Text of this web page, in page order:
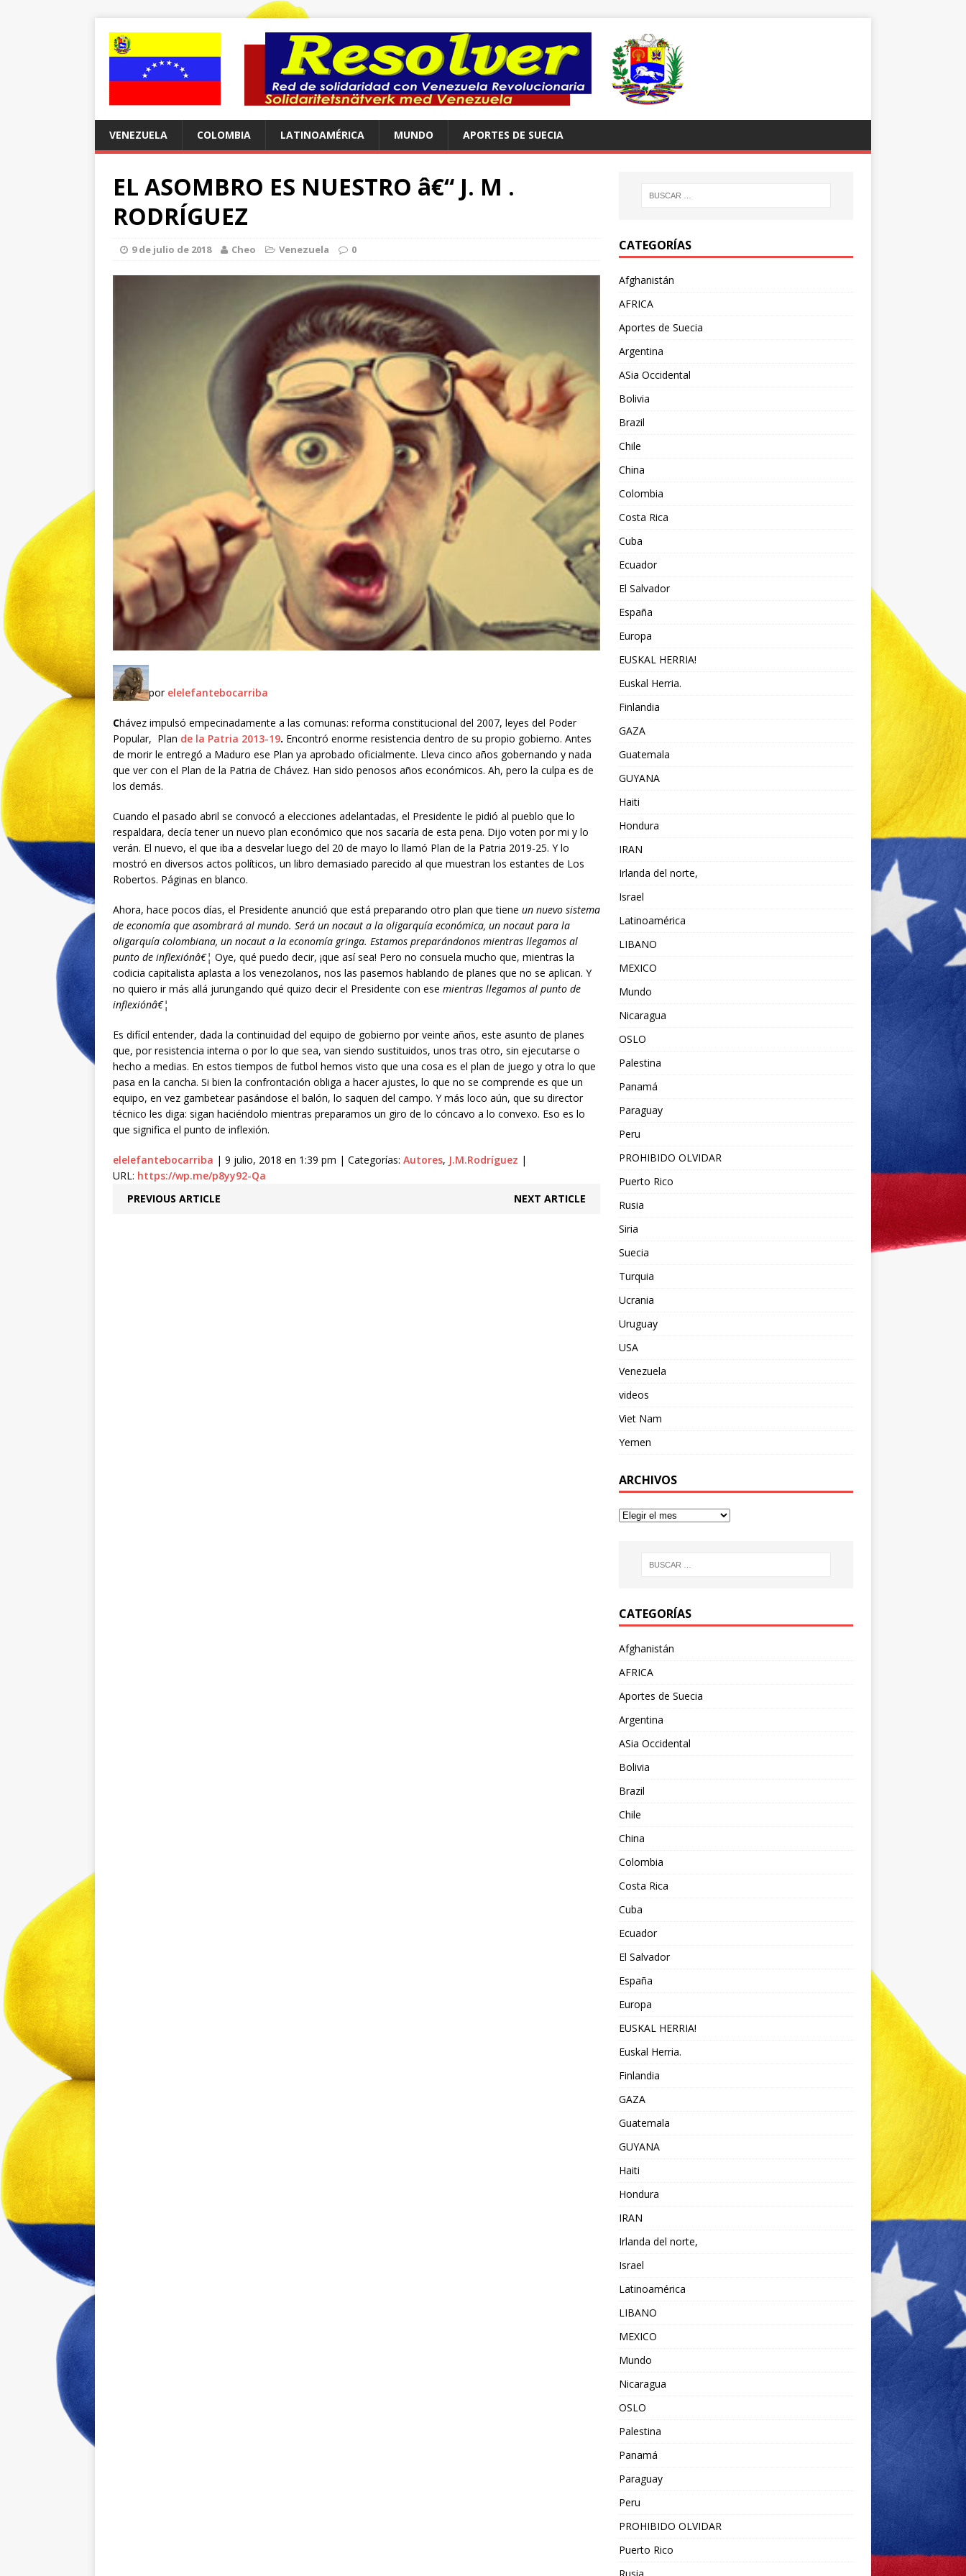
VENEZUELA COLOMBIA LATINOAMÉRICA MUNDO APORTES DE SUECIA
EL ASOMBRO ES NUESTRO â€“ J. M .
RODRÍGUEZ
9 de julio de 2018 Cheo Venezuela 0
por elelefantebocarriba
Chávez impulsó empecinadamente a las comunas: reforma constitucional del 2007, leyes del Poder
Popular, Plan de la Patria 2013-19. Encontró enorme resistencia dentro de su propio gobierno. Antes
de morir le entregó a Maduro ese Plan ya aprobado oficialmente. Lleva cinco años gobernando y nada
que ver con el Plan de la Patria de Chávez. Han sido penosos años económicos. Ah, pero la culpa es de
los demás.
Cuando el pasado abril se convocó a elecciones adelantadas, el Presidente le pidió al pueblo que lo
respaldara, decía tener un nuevo plan económico que nos sacaría de esta pena. Dijo voten por mi y lo
verán. El nuevo, el que iba a desvelar luego del 20 de mayo lo llamó Plan de la Patria 2019-25. Y lo
mostró en diversos actos políticos, un libro demasiado parecido al que muestran los estantes de Los
Robertos. Páginas en blanco.
Ahora, hace pocos días, el Presidente anunció que está preparando otro plan que tiene un nuevo sistema
de economía que asombrará al mundo. Será un nocaut a la oligarquía económica, un nocaut para la
oligarquía colombiana, un nocaut a la economía gringa. Estamos preparándonos mientras llegamos al
punto de inflexiónâ€¦ Oye, qué puedo decir, ¡que así sea! Pero no consuela mucho que, mientras la
codicia capitalista aplasta a los venezolanos, nos las pasemos hablando de planes que no se aplican. Y
no quiero ir más allá jurungando qué quizo decir el Presidente con ese mientras llegamos al punto de
inflexiónâ€¦
Es difícil entender, dada la continuidad del equipo de gobierno por veinte años, este asunto de planes
que, por resistencia interna o por lo que sea, van siendo sustituidos, unos tras otro, sin ejecutarse o
hecho a medias. En estos tiempos de futbol hemos visto que una cosa es el plan de juego y otra lo que
pasa en la cancha. Si bien la confrontación obliga a hacer ajustes, lo que no se comprende es que un
equipo, en vez gambetear pasándose el balón, lo saquen del campo. Y más loco aún, que su director
técnico les diga: sigan haciéndolo mientras preparamos un giro de lo cóncavo a lo convexo. Eso es lo
que significa el punto de inflexión.
elelefantebocarriba | 9 julio, 2018 en 1:39 pm | Categorías: Autores, J.M.Rodríguez |
URL: https://wp.me/p8yy92-Qa
PREVIOUS ARTICLE
NEXT ARTICLE
CATEGORÍAS
Afghanistán
AFRICA
Aportes de Suecia
Argentina
ASia Occidental
Bolivia
Brazil
Chile
China
Colombia
Costa Rica
Cuba
Ecuador
El Salvador
España
Europa
EUSKAL HERRIA!
Euskal Herria.
Finlandia
GAZA
Guatemala
GUYANA
Haiti
Hondura
IRAN
Irlanda del norte,
Israel
Latinoamérica
LIBANO
MEXICO
Mundo
Nicaragua
OSLO
Palestina
Panamá
Paraguay
Peru
PROHIBIDO OLVIDAR
Puerto Rico
Rusia
Siria
Suecia
Turquia
Ucrania
Uruguay
USA
Venezuela
videos
Viet Nam
Yemen
ARCHIVOS
CATEGORÍAS
Afghanistán
AFRICA
Aportes de Suecia
Argentina
ASia Occidental
Bolivia
Brazil
Chile
China
Colombia
Costa Rica
Cuba
Ecuador
El Salvador
España
Europa
EUSKAL HERRIA!
Euskal Herria.
Finlandia
GAZA
Guatemala
GUYANA
Haiti
Hondura
IRAN
Irlanda del norte,
Israel
Latinoamérica
LIBANO
MEXICO
Mundo
Nicaragua
OSLO
Palestina
Panamá
Paraguay
Peru
PROHIBIDO OLVIDAR
Puerto Rico